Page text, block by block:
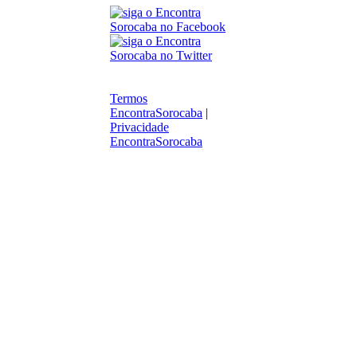
Termos
EncontraSorocaba |
Privacidade
EncontraSorocaba